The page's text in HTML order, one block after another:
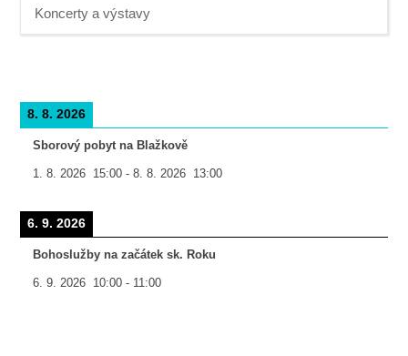
Koncerty a výstavy
8. 8. 2026
Sborový pobyt na Blažkově
1. 8. 2026 15:00 -8. 8. 2026 13:00
6. 9. 2026
Bohoslužby na začátek sk. Roku
6. 9. 2026 10:00 - 11:00